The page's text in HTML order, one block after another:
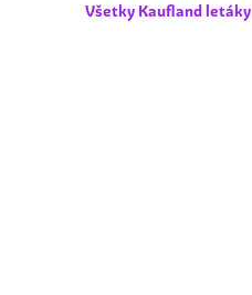
Všetky Kaufland letáky